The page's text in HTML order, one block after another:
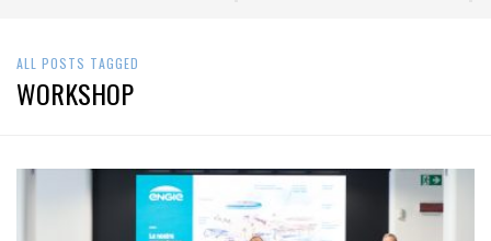
ALL POSTS TAGGED
WORKSHOP